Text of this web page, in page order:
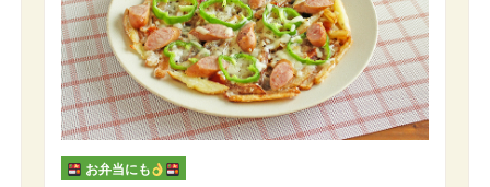
お弁当にも